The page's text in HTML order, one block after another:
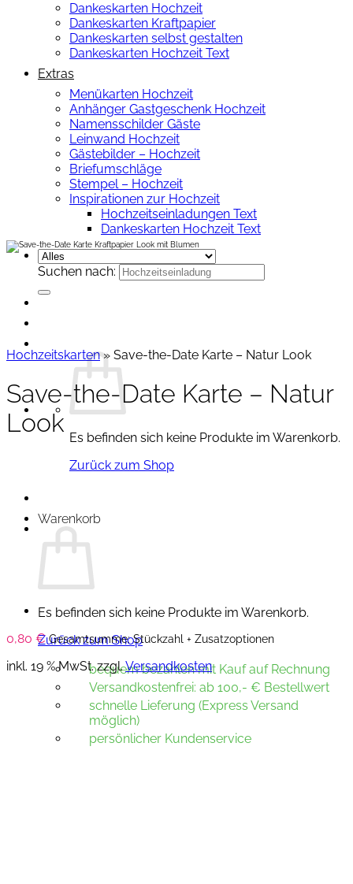
Dankeskarten Hochzeit
Dankeskarten Kraftpapier
Dankeskarten selbst gestalten
Dankeskarten Hochzeit Text
Extras
Menükarten Hochzeit
Anhänger Gastgeschenk Hochzeit
Namensschilder Gäste
Leinwand Hochzeit
Gästebilder – Hochzeit
Briefumschläge
Stempel – Hochzeit
Inspirationen zur Hochzeit
Hochzeitseinladungen Text
Dankeskarten Hochzeit Text
Suchen nach:
Es befinden sich keine Produkte im Warenkorb.
Zurück zum Shop
Warenkorb
Es befinden sich keine Produkte im Warenkorb.
Zurück zum Shop
bequem bezahlen mit Kauf auf Rechnung
Versandkostenfrei: ab 100,- € Bestellwert
schnelle Lieferung (Express Versand
möglich)
persönlicher Kundenservice
Hochzeitskarten» Save-the-Date Karte – Natur Look
Save-the-Date Karte – Natur
Look
0,80 € Gesamtsumme: Stückzahl + Zusatzoptionen
inkl. 19 % MwSt. zzgl.Versandkosten